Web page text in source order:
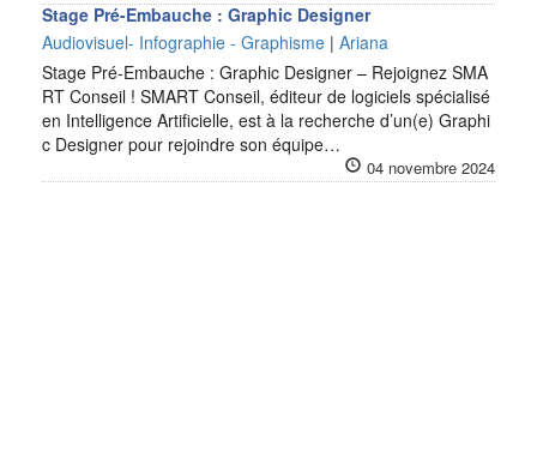
Stage Pré-Embauche : Graphic Designer
Audiovisuel- Infographie - Graphisme | Ariana
Stage Pré-Embauche : Graphic Designer – Rejoignez SMA
RT Conseil ! SMART Conseil, éditeur de logiciels spécialisé
en Intelligence Artificielle, est à la recherche d’un(e) Graphi
c Designer pour rejoindre son équipe…
04 novembre 2024